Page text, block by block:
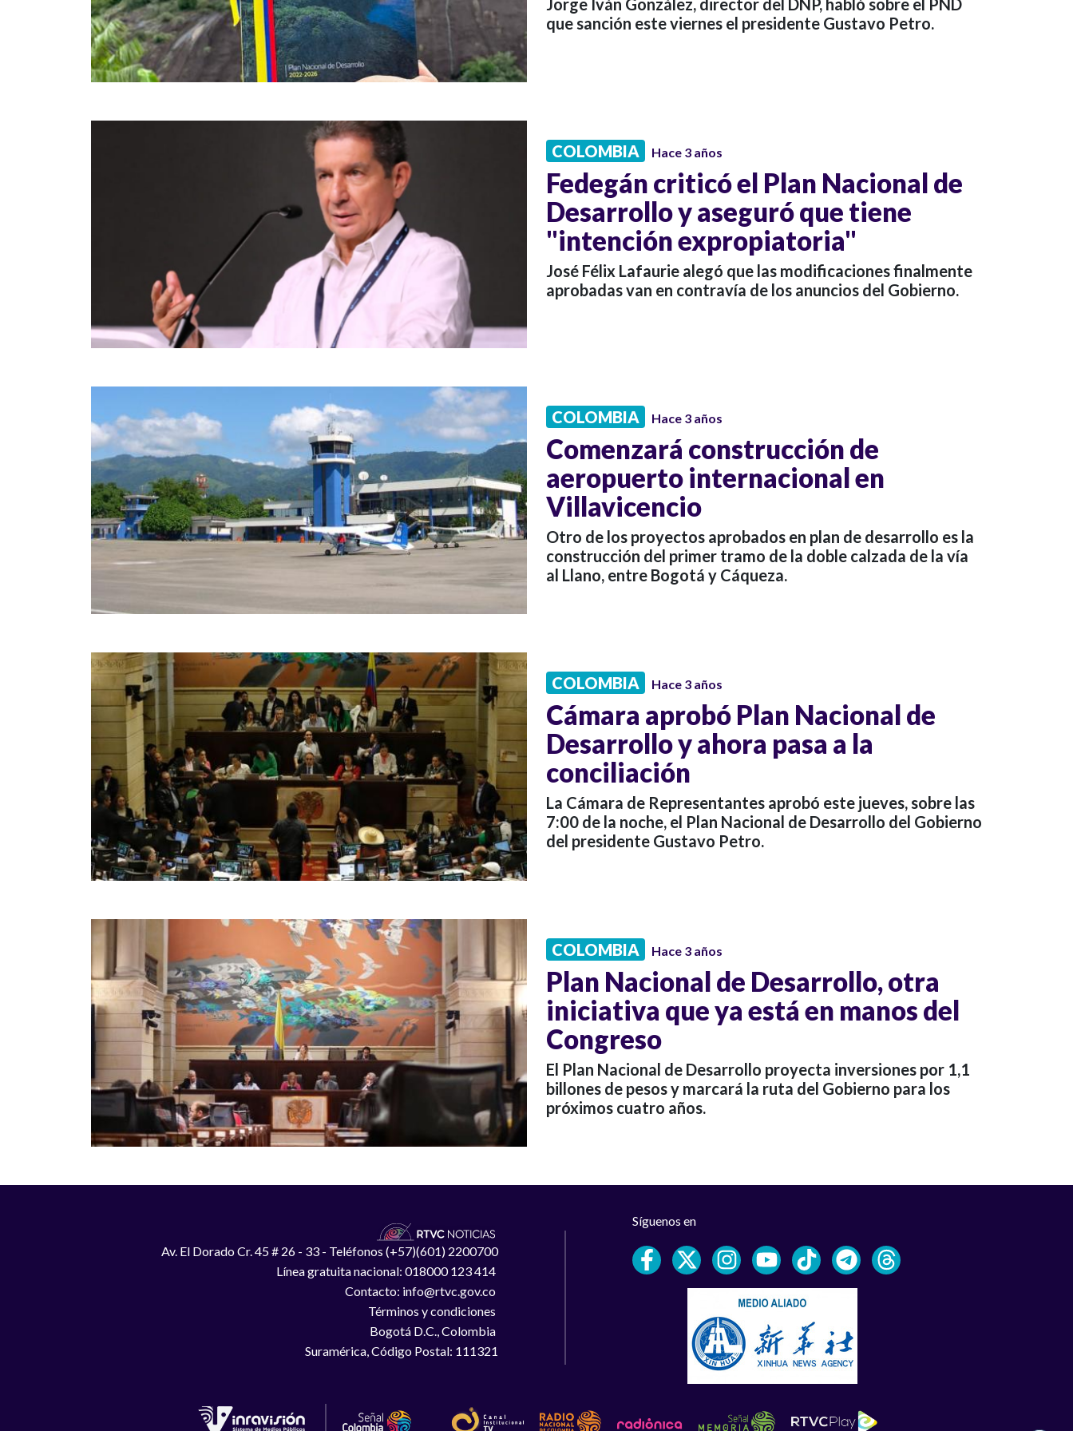
Jorge Iván González, director del DNP, habló sobre el PND
que sanción este viernes el presidente Gustavo Petro.
COLOMBIA Hace 3 años
Fedegán criticó el Plan Nacional de
Desarrollo y aseguró que tiene
"intención expropiatoria"
José Félix Lafaurie alegó que las modificaciones finalmente
aprobadas van en contravía de los anuncios del Gobierno.
COLOMBIA Hace 3 años
Comenzará construcción de
aeropuerto internacional en
Villavicencio
Otro de los proyectos aprobados en plan de desarrollo es la
construcción del primer tramo de la doble calzada de la vía
al Llano, entre Bogotá y Cáqueza.
COLOMBIA Hace 3 años
Cámara aprobó Plan Nacional de
Desarrollo y ahora pasa a la
conciliación
La Cámara de Representantes aprobó este jueves, sobre las
7:00 de la noche, el Plan Nacional de Desarrollo del Gobierno
del presidente Gustavo Petro.
COLOMBIA Hace 3 años
Plan Nacional de Desarrollo, otra
iniciativa que ya está en manos del
Congreso
El Plan Nacional de Desarrollo proyecta inversiones por 1,1
billones de pesos y marcará la ruta del Gobierno para los
próximos cuatro años.
Av. El Dorado Cr. 45 # 26 - 33 - Teléfonos (+57)(601) 2200700
Línea gratuita nacional: 018000 123 414
Contacto: info@rtvc.gov.co
Términos y condiciones
Bogotá D.C., Colombia
Suramérica, Código Postal: 111321
Síguenos en